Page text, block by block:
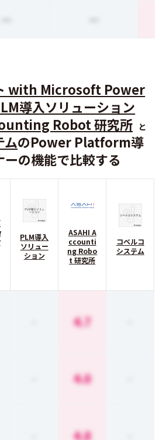
with Microsoft Power
導入ソリューション
Robot 研究所 と
ムのPower Platform導
の機能で比較する
PLM導入
ソリュー
ション
ASAHI A
ccounti
ng Robo
t 研究所
コベルコ
システム
4.7
4.0
4.8